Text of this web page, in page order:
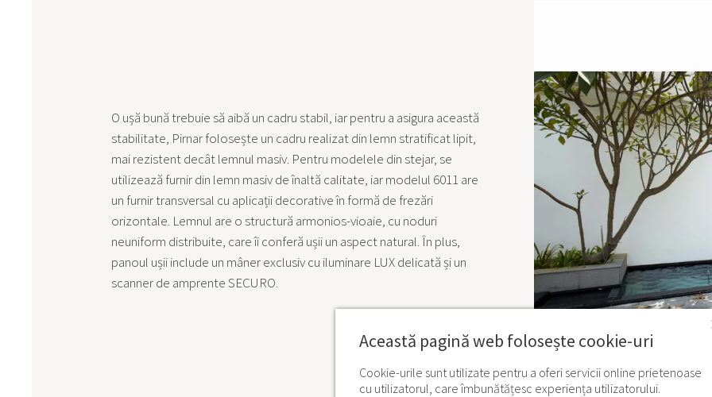
O ușă bună trebuie să aibă un cadru stabil, iar pentru a asigura această
stabilitate, Pirnar folosește un cadru realizat din lemn stratificat lipit,
mai rezistent decât lemnul masiv. Pentru modelele din stejar, se
utilizează furnir din lemn masiv de înaltă calitate, iar modelul 6011 are
un furnir transversal cu aplicații decorative în formă de frezări
orizontale. Lemnul are o structură armonios-vioaie, cu noduri
neuniform distribuite, care îi conferă ușii un aspect natural. În plus,
panoul ușii include un mâner exclusiv cu iluminare LUX delicată și un
scanner de amprente SECURO.
Această pagină web folosește cookie-uri
Cookie-urile sunt utilizate pentru a oferi servicii online prietenoase
cu utilizatorul, care îmbunătățesc experiența utilizatorului.